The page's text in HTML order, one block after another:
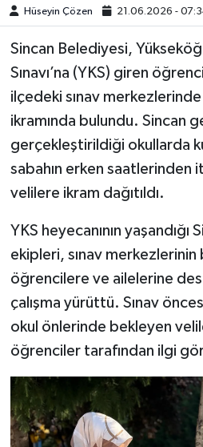
Hüseyin Çözen 21.06.2026 -
Sincan Belediyesi,
Sınavı’na (YKS) giren
ilçedeki sınav
ikramında bulundu. Sincan
gerçekleştirildiği okullarda
sabahın erken saatlerinden
velilere ikram dağıtıldı.
YKS heyecanının yaşandığı
ekipleri, sınav
öğrencilere ve ailelerine
çalışma yürüttü. Sınav
okul önlerinde bekleyen
öğrenciler tarafından ilgi